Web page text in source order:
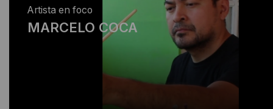
Artista en foco
MARCELO COCA